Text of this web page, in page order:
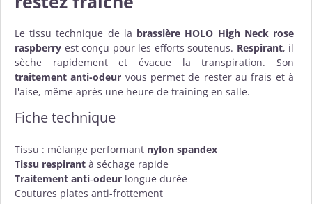
Le tissu technique de la brassière HOLO High Neck rose
raspberry est conçu pour les efforts soutenus. Respirant, il
sèche rapidement et évacue la transpiration. Son
traitement anti-odeur vous permet de rester au frais et à
l'aise, même après une heure de training en salle.
Fiche technique
Tissu : mélange performant nylon spandex
Tissu respirant à séchage rapide
Traitement anti‑odeur longue durée
Coutures plates anti-frottement